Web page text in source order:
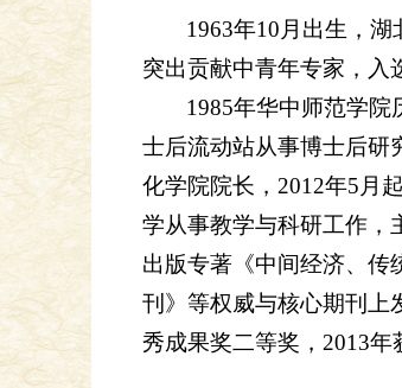
1963年10月出生，
突出贡献中青年专家，入
1985年华中师范学
士后流动站从事博士后研
化学院院长，2012年5月
学从事教学与科研工作，
出版专著《中间经济、传
刊》等权威与核心期刊上
秀成果奖二等奖，2013年